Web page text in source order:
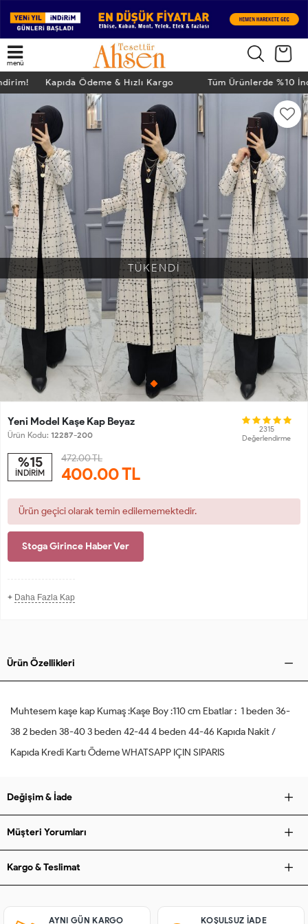
menü
Kapıda Ödeme & Hızlı Kargo Tüm Ürünlerde %10
TÜKENDİ
Yeni Model Kaşe Kap Beyaz
Ürün Kodu: 12287-200
2315
Değerlendirme
%15
İNDİRİM
472.00 TL
400.00TL
Ürün geçici olarak temin edilememektedir.
Stoga Girince Haber Ver
+ Daha Fazla Kap
Ürün Özellikleri
Muhtesem kaşe kap Kumaş :Kaşe Boy :110 cm Ebatlar : 1 beden 36-
38 2 beden 38-40 3 beden 42-44 4 beden 44-46 Kapıda Nakit /
Kapıda Kredi Kartı Ödeme WHATSAPP IÇIN SIPARIS
Değişim & İade
Müşteri Yorumları
Kargo & Teslimat
AYNI GÜN KARGO KOŞULSUZ IADE